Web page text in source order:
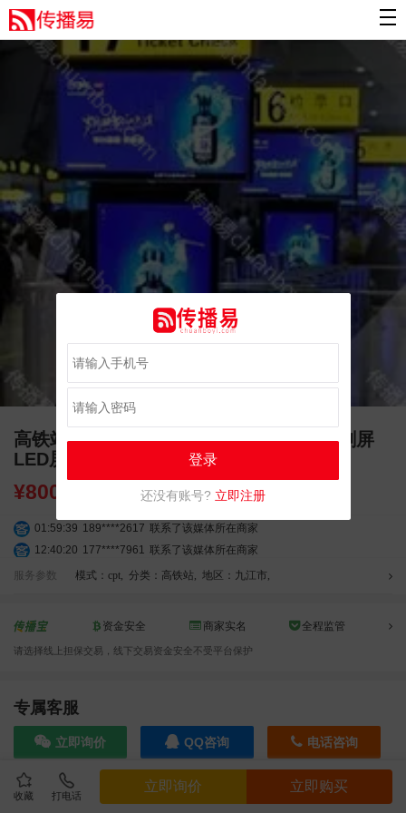
收藏 打电话
立即询价 立即购买
高铁站广告 九江高铁站广告 庐山站 独立刷屏
LED屏幕广告
¥8000.00
01:59:39 189****2617 联系了该媒体所在商家
12:40:20 177****7961 联系了该媒体所在商家
04:12:36 181****8167
联系了该媒体所在商家
10:08:47
155****5272
联系了该媒体所在商家
04:09:07
11:44:28 130****3379 联系了该媒体所在商家
08:36:41 191****0991
联系了该媒体所在商家
186****8762 联系了该媒体所在商家
06:11:20
联系了该媒体所在商家
服务参数 模式：cpt, 分类：高铁站, 地区：九江市,
资金安全 商家实名 全程监管
请选择线上担保交易，线下交易资金安全不受平台保护
专属客服
立即询价 QQ咨询 电话咨询
效果截图
登录
还没有账号? 立即注册